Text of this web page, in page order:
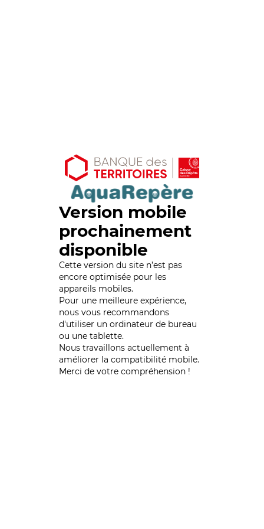
Version mobile
prochainement
disponible
Cette version du site n’est pas
encore optimisée pour les
appareils mobiles.
Pour une meilleure expérience,
nous vous recommandons
d'utiliser un ordinateur de bureau
ou une tablette.
Nous travaillons actuellement à
améliorer la compatibilité mobile.
Merci de votre compréhension !